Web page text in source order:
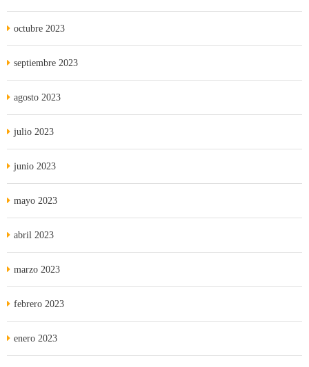
octubre 2023
septiembre 2023
agosto 2023
julio 2023
junio 2023
mayo 2023
abril 2023
marzo 2023
febrero 2023
enero 2023